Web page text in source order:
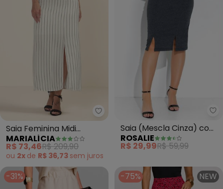
Marialícia - Saia Feminina Midi
Saia Feminina Midi
Listrada com Fenda
(Bege)
MARIALÍCIA
R$ 73,46R$ 209,90
ou 2x de R$ 36,73 sem juros
Saia (Mescla Cinza) com
Fenda
ROSALIE
R$ 29,99R$ 59,99
-31% -75% NEW